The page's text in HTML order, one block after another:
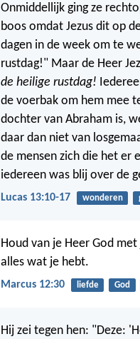
Onmiddellijk ging ze
boos omdat Jezus dit op
dagen in de week om te
rustdag!" Maar de Heer
de heilige rustdag!
de voerbak om hem mee
dochter van Abraham is,
daar dan niet van
de mensen zich die het er
iedereen was blij over de
Lucas 13:10-17 wonderen
Houd van je Heer God
alles wat je hebt.
Marcus 12:30 liefde God
Hij zei tegen hen: "Deze: